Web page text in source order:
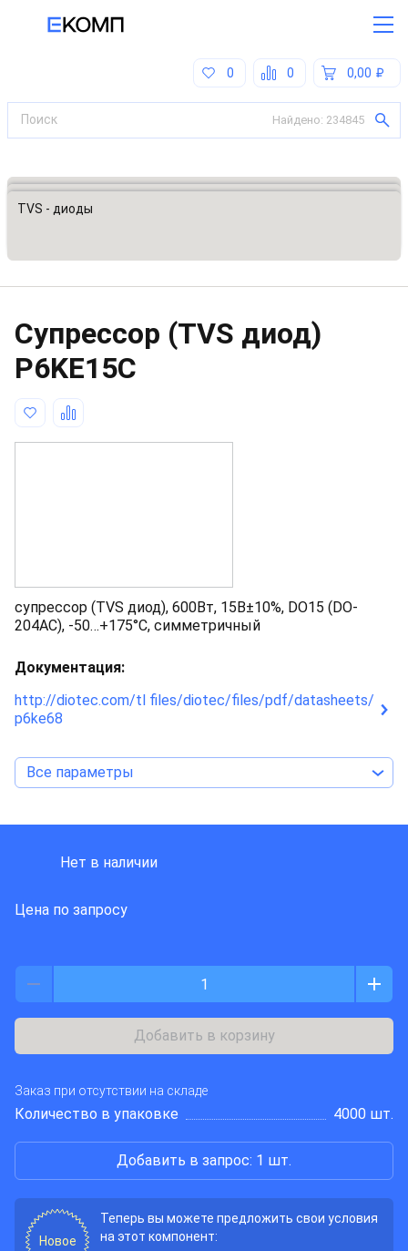
0,00
0
0
Найдено: 234845
Все категории
Предохранители, ограничители напряжения
TVS - диоды
Супрессор (TVS диод)
P6KE15C
супрессор (TVS диод), 600Вт, 15В±10%, DO15 (DO-
204AC), -50…+175°С, симметричный
Документация:
http://diotec.com/tl files/diotec/files/pdf/datasheets/
p6ke68
Все параметры
Нет в наличии
Цена по запросу
Добавить в корзину
Заказ при отсутствии на складе
Количество в упаковке 4000 шт.
Добавить в запрос: 1 шт.
Новое
Теперь вы можете предложить свои условия
на этот компонент: